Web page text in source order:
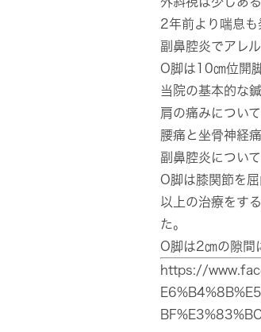
2年前より喘息も
副鼻腔炎でアレ
O脚は10㎝位開
当院の基本的な
肩の痛みについ
腰痛と坐骨神経
副鼻腔炎につい
O脚は膝関節を
以上の治療をす
た。
O脚は2㎝の隙間
https://